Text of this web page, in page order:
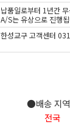
납품일로부터 1년간
A/S는 유상으로 진행
한성교구 고객센터
●배송 지역
전국